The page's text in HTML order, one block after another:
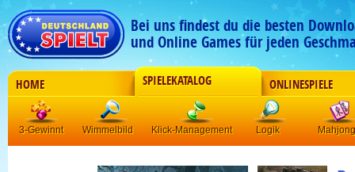
Bei uns findest du die besten
und Online Games für jeden
HOME SPIELEKATALOG ONLINESPIELE
3-Gewinnt Wimmelbild Klick-Management Logik Mahjong